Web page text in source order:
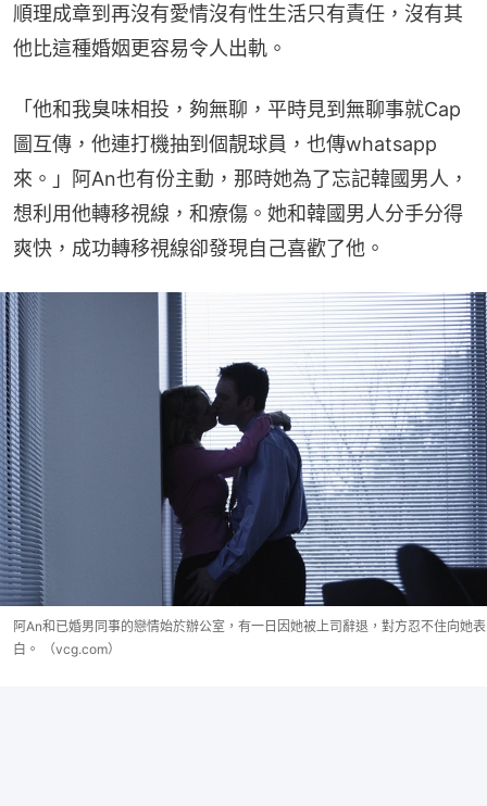
順理成章到再沒有愛情沒有性生活只有責任，沒有其
他比這種婚姻更容易令人出軌。
「他和我臭味相投，夠無聊，平時見到無聊事就Cap
圖互傳，他連打機抽到個靚球員，也傳whatsapp
來。」阿An也有份主動，那時她為了忘記韓國男人，
想利用他轉移視線，和療傷。她和韓國男人分手分得
爽快，成功轉移視線卻發現自己喜歡了他。
阿An和已婚男同事的戀情始於辦公室，有一日因她被上司辭退，對方忍不住向她表
白。 （vcg.com）